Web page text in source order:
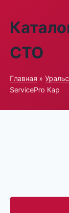
СТО
Главная »
ServicePro Кар